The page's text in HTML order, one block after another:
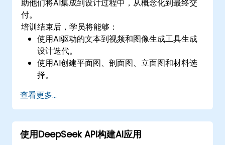
助他们将AI集成到设计过程中，从概念化到最终交
付。
培训结束后，学员将能够：
使用AI驱动的文本到视频和图像生成工具生成
设计迭代。
使用AI创建平面图、剖面图、立面图和材料选
择。
将AI工作流集成到Revit和其他渲染工具中。
查看更多...
使用DeepSeek API构建AI应用